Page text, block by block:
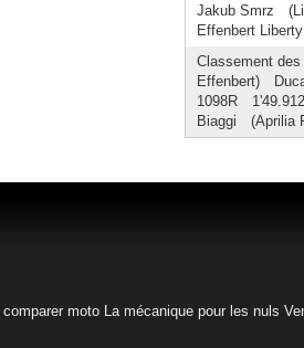
Jakub Smrz
Effenbert
Classement
Effenbert)
1098R
Biaggi (Aprilia
comparer moto La mécanique pour les nuls